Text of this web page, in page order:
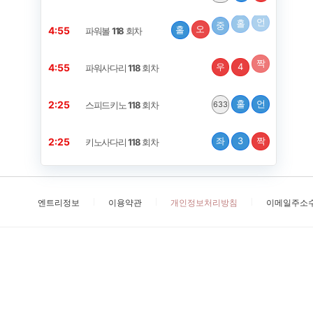
4:55 파워볼118회차 홀 오 중 홀 언
4:55 파워사다리118회차 우 4 짝
2:25 스피드키노118회차 633 홀 언
2:25 키노사다리118회차 좌 3 짝
엔트리정보 이용약관 개인정보처리방침 이메일주소